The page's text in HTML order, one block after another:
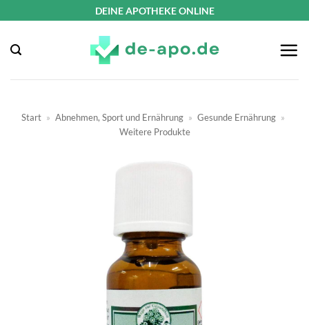
springen
DEINE APOTHEKE ONLINE
Start » Abnehmen, Sport und Ernährung » Gesunde Ernährung »
Weitere Produkte